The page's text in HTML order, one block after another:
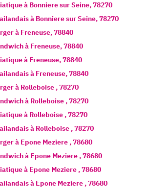
à Bonniere sur Seine,78270
à Bonniere sur Seine,78270
à Freneuse,78840
à Freneuse,78840
à Freneuse,78840
à Freneuse,78840
à Rolleboise ,78270
à Rolleboise ,78270
à Rolleboise ,78270
à Rolleboise ,78270
à Epone Meziere ,78680
à Epone Meziere ,78680
à Epone Meziere ,78680
à Epone Meziere ,78680